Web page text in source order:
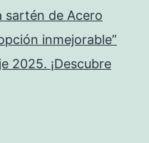
sartén de Acero
inmejorable”
2025. ¡Descubre